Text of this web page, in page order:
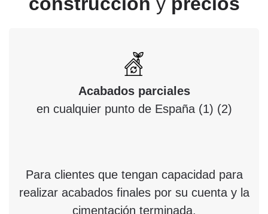
Acabados parciales
en cualquier punto de España (1) (2)
Para clientes que tengan capacidad para
realizar acabados finales por su cuenta y la
cimentación terminada.